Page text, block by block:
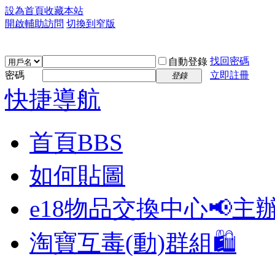
設為首頁收藏本站
開啟輔助訪問 切換到窄版
自動登錄 找回密碼
密碼
登錄 立即註冊
快捷導航
首頁BBS
如何貼圖
e18物品交換中心📢主
淘寶互毒(動)群組🛍️